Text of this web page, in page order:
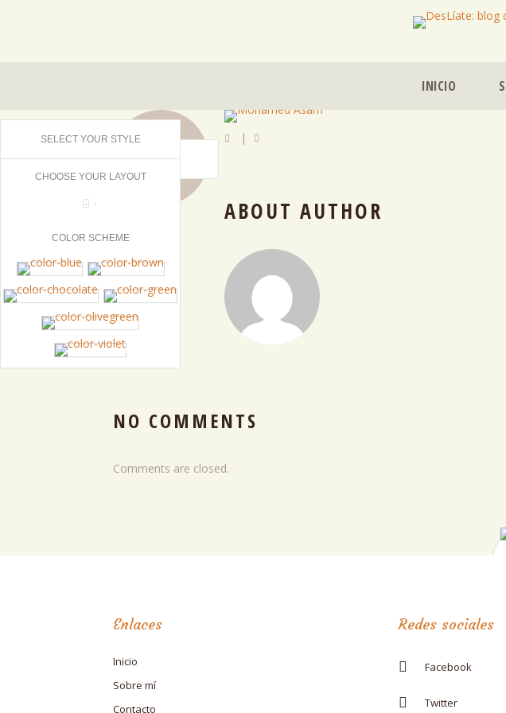
SELECT YOUR STYLE
CHOOSE YOUR LAYOUT
COLOR SCHEME
INICIO
OCT
2017
|
ABOUT AUTHOR
NO COMMENTS
Comments are closed.
Enlaces
Inicio
Sobre mí
Contacto
Redes sociales
Facebook
Twitter